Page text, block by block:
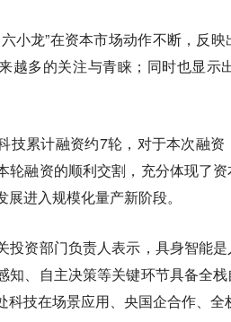
小龙”在资本市场动作不断，反
越多的关注与青睐；同时也显
技累计融资约7轮，对于本次融
轮融资的顺利交割，充分体现了
进入规模化量产新阶段。
投资部门负责人表示，具身智能
知、自主决策等关键环节具备全
科技在场景应用、央国企合作、全